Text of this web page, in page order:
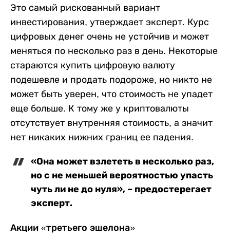
Это самый рискованный вариант
инвестирования, утверждает эксперт. Курс
цифровых денег очень не устойчив и может
меняться по несколько раз в день. Некоторые
стараются купить цифровую валюту
подешевле и продать подороже, но никто не
может быть уверен, что стоимость не упадет
еще больше. К тому же у криптовалюты
отсутствует внутренняя стоимость, а значит
нет никаких нижних границ ее падения.
«Она может взлететь в несколько раз,
но с не меньшей вероятностью упасть
чуть ли не до нуля», – предостерегает
эксперт.
Акции «третьего эшелона»